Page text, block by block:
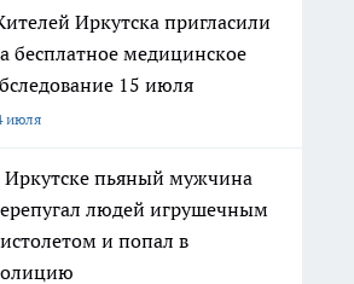
Иркутска пригласили
бесплатное медицинское
15 июля
июля
Иркутске пьяный мужчина
людей игрушечным
и попал в